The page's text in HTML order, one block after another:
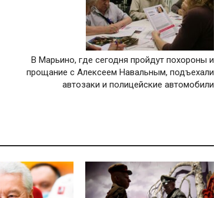
В Марьино, где сегодня пройдут похороны и
прощание с Алексеем Навальным, подъехали
автозаки и полицейские автомобили